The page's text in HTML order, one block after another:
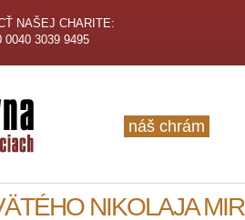
NAŠEJ CHARITE:
0040 3039 9495
náš chrám
NIKOLAJA